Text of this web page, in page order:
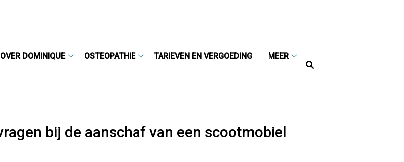
Hoofdmenu
OVER DOMINIQUE
OSTEOPATHIE
TARIEVEN EN VERGOEDING
MEER
Meer
bij de aanschaf van een scootmobiel